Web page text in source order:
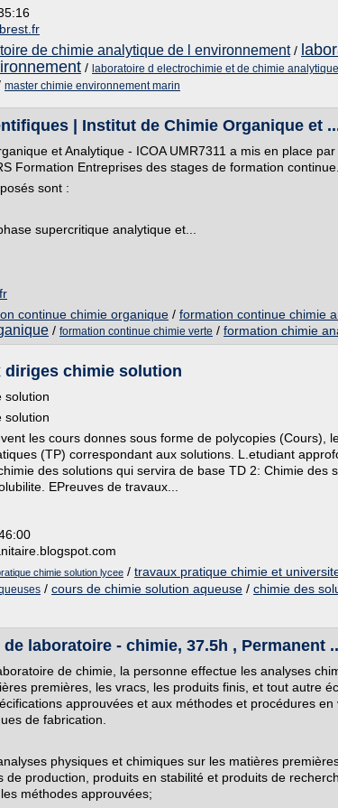
de chimie analytique de l environnement/
/ laboratoire d electrochimie et de chimie analytique
master chimie environnement marin
| Institut de Chimie Organique et
et Analytique - ICOA UMR7311 a mis en place par
Formation Entreprises des stages de formation continue.
sont :
supercritique analytique et...
continue chimie organique / formation continue chimie
/ formation continue chimie verte / formation chimie
diriges chimie solution
solution
solution
les cours donnes sous forme de polycopies (Cours),
(TP) correspondant aux solutions. L.etudiant
des solutions qui servira de base TD 2: Chimie des
EPreuves de travaux...
chimie solution lycee / travaux pratique chimie et
/ cours de chimie solution aqueuse / chimie des
laboratoire - chimie, 37.5h , Permanent
de chimie, la personne effectue les analyses
premières, les vracs, les produits finis, et tout autre
approuvées et aux méthodes et procédures en
de fabrication.
physiques et chimiques sur les matières
de production, produits en stabilité et produits de
méthodes approuvées;